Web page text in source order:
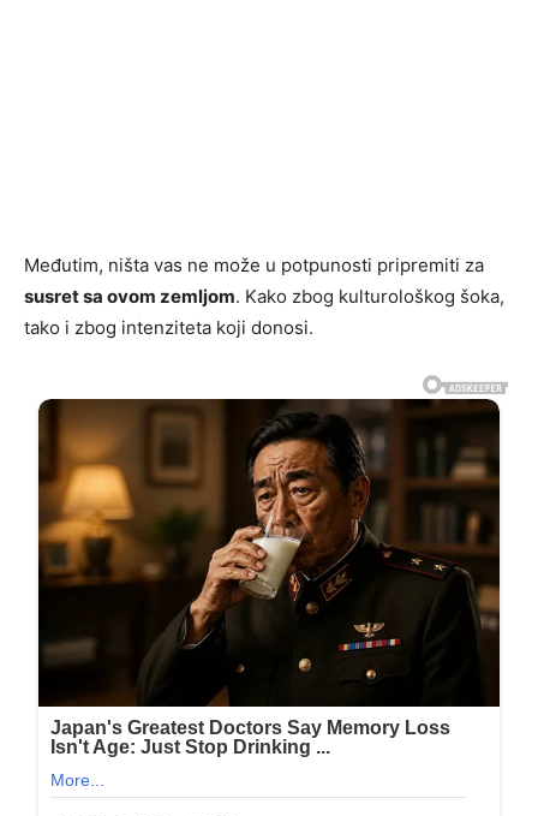
Međutim, ništa vas ne može u potpunosti pripremiti za
susret sa ovom zemljom. Kako zbog kulturološkog šoka,
tako i zbog intenziteta koji donosi.